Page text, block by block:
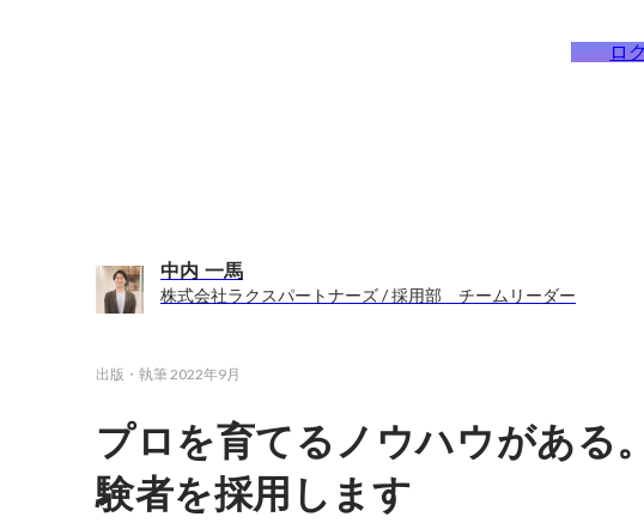
ロ
中内 一馬
株式会社ラクスパートナーズ / 採用部 チームリーダー
出版・執筆 2022年9月
プロを育てるノウハウがある
験者を採用します